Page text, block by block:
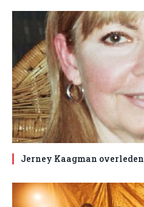
Jerney Kaagman overleden